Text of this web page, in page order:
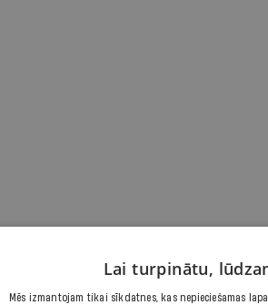
Lai turpinātu,
Mēs izmantojam tikai sīkdatnes, kas nepieciešamas